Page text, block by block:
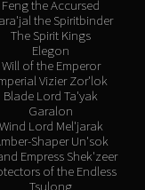
Feng the Accursed
the Spiritbinder
The Spirit Kings
Elegon
Will of the Emperor
Vizier Zor'lok
Blade Lord Ta'yak
Garalon
Wind Lord Mel'jarak
Shaper Un'sok
Empress Shek'zeer
of the Endless
Tsulong